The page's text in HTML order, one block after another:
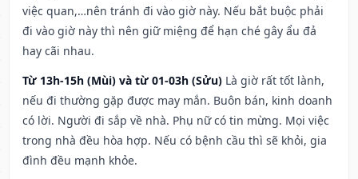
việc quan,…nên tránh đi vào giờ này. Nếu bắt buộc phải
đi vào giờ này thì nên giữ miệng để hạn ché gây ẩu đả
hay cãi nhau.
Từ 13h-15h (Mùi) và từ 01-03h (Sửu) Là giờ rất tốt lành,
nếu đi thường gặp được may mắn. Buôn bán, kinh doanh
có lời. Người đi sắp về nhà. Phụ nữ có tin mừng. Mọi việc
trong nhà đều hòa hợp. Nếu có bệnh cầu thì sẽ khỏi, gia
đình đều mạnh khỏe.